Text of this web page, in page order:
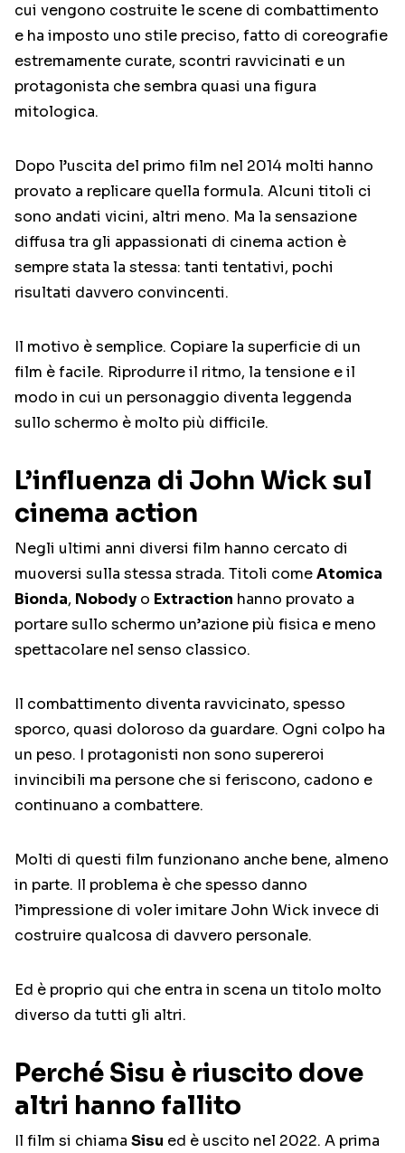
cui vengono costruite le scene di combattimento
e ha imposto uno stile preciso, fatto di coreografie
estremamente curate, scontri ravvicinati e un
protagonista che sembra quasi una figura
mitologica.
Dopo l’uscita del primo film nel 2014 molti hanno
provato a replicare quella formula. Alcuni titoli ci
sono andati vicini, altri meno. Ma la sensazione
diffusa tra gli appassionati di cinema action è
sempre stata la stessa: tanti tentativi, pochi
risultati davvero convincenti.
Il motivo è semplice. Copiare la superficie di un
film è facile. Riprodurre il ritmo, la tensione e il
modo in cui un personaggio diventa leggenda
sullo schermo è molto più difficile.
L’influenza di John Wick sul
cinema action
Negli ultimi anni diversi film hanno cercato di
muoversi sulla stessa strada. Titoli comeAtomica
Bionda, Nobody o Extraction hanno provato a
portare sullo schermo un’azione più fisica e meno
spettacolare nel senso classico.
Il combattimento diventa ravvicinato, spesso
sporco, quasi doloroso da guardare. Ogni colpo ha
un peso. I protagonisti non sono supereroi
invincibili ma persone che si feriscono, cadono e
continuano a combattere.
Molti di questi film funzionano anche bene, almeno
in parte. Il problema è che spesso danno
l’impressione di voler imitare John Wick invece di
costruire qualcosa di davvero personale.
Ed è proprio qui che entra in scena un titolo molto
diverso da tutti gli altri.
Perché Sisu è riuscito dove
altri hanno fallito
Il film si chiama Sisu ed è uscito nel 2022. A prima